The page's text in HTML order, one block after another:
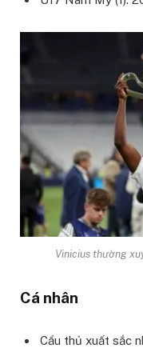
Vinicius thường
Cá nhân
Cầu thủ xuất sắc